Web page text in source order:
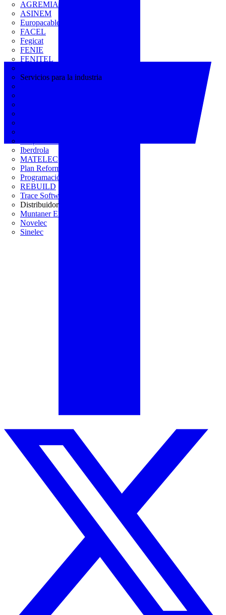
AGREMIA
ASINEM
Europacable
FACEL
Fegicat
FENIE
FENITEL
Servicios para la industria
Iberdrola
MATELEC
Plan Reforma
Programación Integral
REBUILD
Trace Software
Distribuidor
Muntaner Electro
Novelec
Sinelec